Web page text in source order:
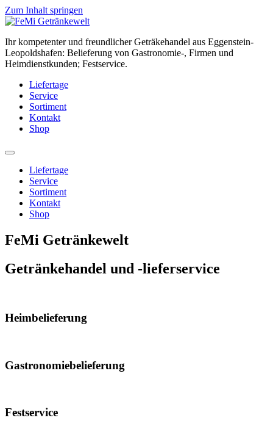
Zum Inhalt springen
Ihr kompetenter und freundlicher Geträkehandel aus Eggenstein-
Leopoldshafen: Belieferung von Gastronomie-, Firmen und
Heimdienstkunden; Festservice.
Liefertage
Service
Sortiment
Kontakt
Shop
Liefertage
Service
Sortiment
Kontakt
Shop
FeMi Getränkewelt
Getränkehandel und -lieferservice
Heimbelieferung
Gastronomiebelieferung
Festservice